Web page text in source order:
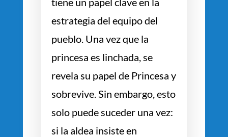
estrategia del equipo del
pueblo. Una vez que la
princesa es linchada, se
revela su papel de Princesa y
sobrevive. Sin embargo, esto
solo puede suceder una vez:
si la aldea insiste en